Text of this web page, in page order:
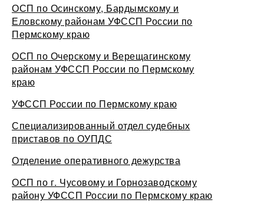
ОСП по Осинскому, Бардымскому и
Еловскому районам УФССП России по
Пермскому краю
ОСП по Очерскому и Верещагинскому
районам УФССП России по Пермскому
краю
УФССП России по Пермскому краю
Специализированный отдел судебных
приставов по ОУПДС
Отделение оперативного дежурства
ОСП по г. Чусовому и Горнозаводскому
району УФССП России по Пермскому краю